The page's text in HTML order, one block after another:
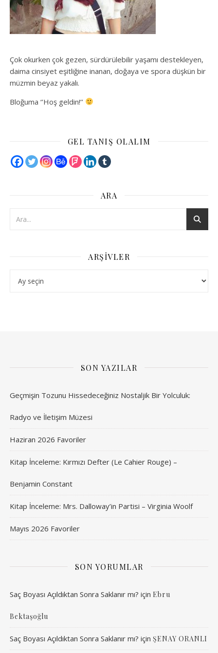
Çok okurken çok gezen, sürdürülebilir yaşamı destekleyen,
daima cinsiyet eşitliğine inanan, doğaya ve spora düşkün bir
müzmin beyaz yakalı.
Bloğuma ‘’Hoş geldin!’’
GEL TANIŞ OLALIM
ARA
ARŞIVLER
SON YAZILAR
Geçmişin Tozunu Hissedeceğiniz Nostaljik Bir Yolculuk:
Radyo ve İletişim Müzesi
Haziran 2026 Favoriler
Kitap İnceleme: Kırmızı Defter (Le Cahier Rouge) –
Benjamin Constant
Kitap İnceleme: Mrs. Dalloway’in Partisi – Virginia Woolf
Mayıs 2026 Favoriler
SON YORUMLAR
Saç Boyası Açıldıktan Sonra Saklanır mı? için Ebru
Bektaşoğlu
Saç Boyası Açıldıktan Sonra Saklanır mı? için ŞENAY ORANLI